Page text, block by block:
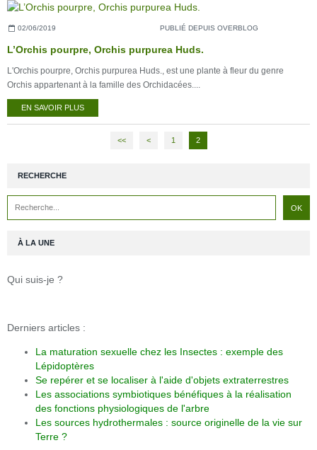
02/06/2019 PUBLIÉ DEPUIS OVERBLOG
L’Orchis pourpre, Orchis purpurea Huds.
L'Orchis pourpre, Orchis purpurea Huds., est une plante à fleur du genre
Orchis appartenant à la famille des Orchidacées....
EN SAVOIR PLUS
<< < 1 2
RECHERCHE
À LA UNE
Qui suis-je ?
Derniers articles :
La maturation sexuelle chez les Insectes : exemple des
Lépidoptères
Se repérer et se localiser à l'aide d'objets extraterrestres
Les associations symbiotiques bénéfiques à la réalisation
des fonctions physiologiques de l'arbre
Les sources hydrothermales : source originelle de la vie sur
Terre ?